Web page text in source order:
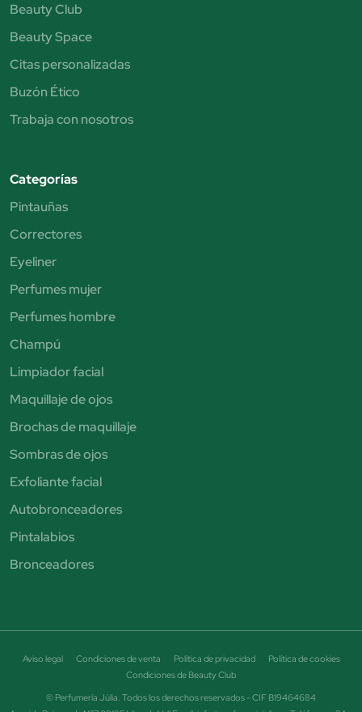
Beauty Club
Beauty Space
Citas personalizadas
Buzón Ético
Trabaja con nosotros
Categorías
Pintauñas
Correctores
Eyeliner
Perfumes mujer
Perfumes hombre
Champú
Limpiador facial
Maquillaje de ojos
Brochas de maquillaje
Sombras de ojos
Exfoliante facial
Autobronceadores
Pintalabios
Bronceadores
© Perfumería Júlia. Todos los derechos reservados - CIF B19464684
Aviso legal Condiciones de venta Política de privacidad
Política de cookies
Condiciones de Beauty Club